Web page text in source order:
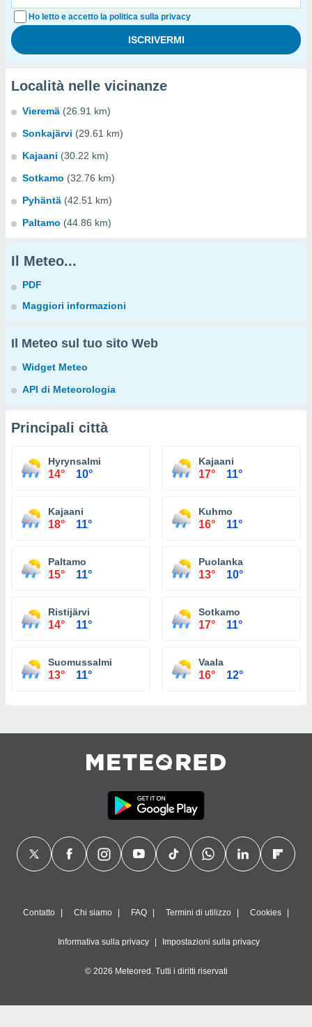
Ho letto e accetto la politica sulla privacy
Località nelle vicinanze
Vieremä (26.91 km)
Sonkajärvi (29.61 km)
Kajaani (30.22 km)
Sotkamo (32.76 km)
Pyhäntä (42.51 km)
Paltamo (44.86 km)
Il Meteo...
PDF
Maggiori informazioni
Il Meteo sul tuo sito Web
Widget Meteo
API di Meteorologia
Principali città
Hyrynsalmi
14° 10°
Kajaani
17° 11°
Kajaani
18° 11°
Kuhmo
16° 11°
Paltamo
15° 11°
Puolanka
13° 10°
Ristijärvi
14° 11°
Sotkamo
17° 11°
Suomussalmi
13° 11°
Vaala
16° 12°
Contatto Chi siamo FAQ Termini di utilizzo Cookies
Informativa sulla privacy Impostazioni sulla privacy
© 2026 Meteored. Tutti i diritti riservati